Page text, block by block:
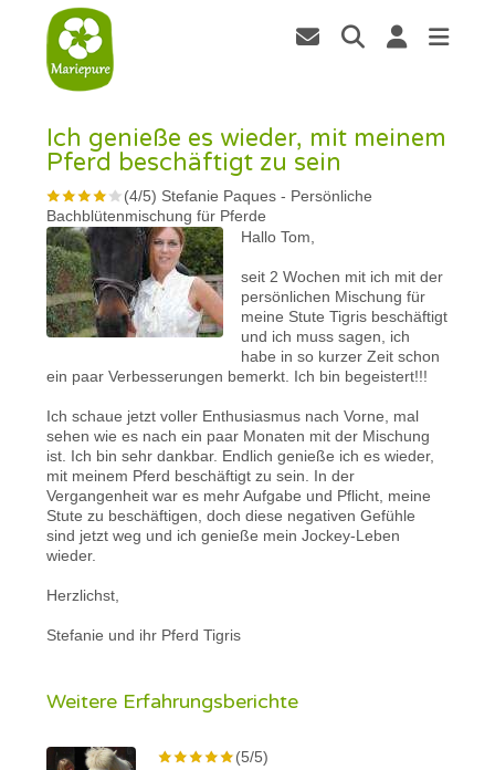
Ich genieße es wieder, mit meinem
Pferd beschäftigt zu sein
(4/5) Stefanie Paques - Persönliche
Bachblütenmischung für Pferde
Hallo Tom,
seit 2 Wochen mit ich mit der
persönlichen Mischung für
meine Stute Tigris beschäftigt
und ich muss sagen, ich
habe in so kurzer Zeit schon
ein paar Verbesserungen bemerkt. Ich bin begeistert!!!
Ich schaue jetzt voller Enthusiasmus nach Vorne, mal
sehen wie es nach ein paar Monaten mit der Mischung
ist. Ich bin sehr dankbar. Endlich genieße ich es wieder,
mit meinem Pferd beschäftigt zu sein. In der
Vergangenheit war es mehr Aufgabe und Pflicht, meine
Stute zu beschäftigen, doch diese negativen Gefühle
sind jetzt weg und ich genieße mein Jockey-Leben
wieder.
Herzlichst,
Stefanie und ihr Pferd Tigris
Weitere Erfahrungsberichte
(5/5)